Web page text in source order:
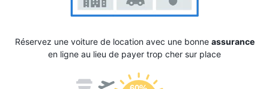
Réservez une voiture de location avec une bonne assurance
en ligne au lieu de payer trop cher sur place